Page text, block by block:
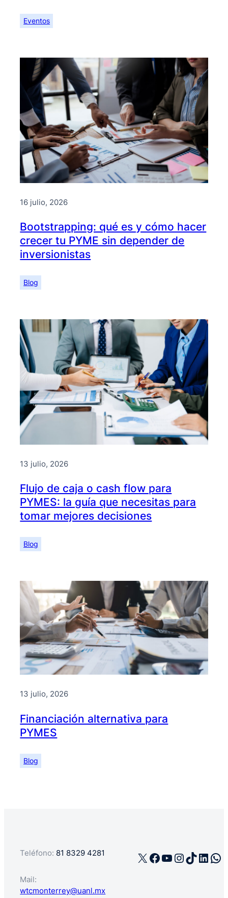
Eventos
16 julio, 2026
Bootstrapping: qué es y cómo hacer
crecer tu PYME sin depender de
inversionistas
Blog
13 julio, 2026
Flujo de caja o cash flow para
PYMES: la guía que necesitas para
tomar mejores decisiones
Blog
13 julio, 2026
Financiación alternativa para
PYMES
Blog
Teléfono: 81 8329 4281
Mail:
wtcmonterrey@uanl.mx
X Facebook
YouTube
TikTok